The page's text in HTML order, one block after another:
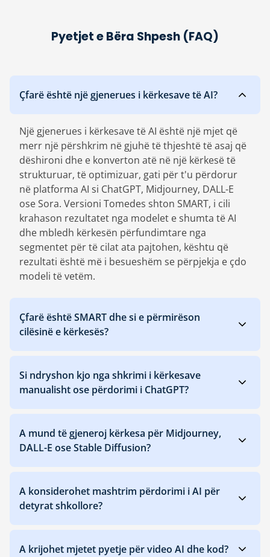
Pyetjet e Bëra Shpesh (FAQ)
Çfarë është një gjenerues i kërkesave të AI?
Një gjenerues i kërkesave të AI është një mjet që
merr një përshkrim në gjuhë të thjeshtë të asaj që
dëshironi dhe e konverton atë në një kërkesë të
strukturuar, të optimizuar, gati për t'u përdorur
në platforma AI si ChatGPT, Midjourney, DALL-E
ose Sora. Versioni Tomedes shton SMART, i cili
krahason rezultatet nga modelet e shumta të AI
dhe mbledh kërkesën përfundimtare nga
segmentet për të cilat ata pajtohen, kështu që
rezultati është më i besueshëm se përpjekja e çdo
modeli të vetëm.
Çfarë është SMART dhe si e përmirëson
cilësinë e kërkesës?
Si ndryshon kjo nga shkrimi i kërkesave
manualisht ose përdorimi i ChatGPT?
A mund të gjeneroj kërkesa për Midjourney,
DALL-E ose Stable Diffusion?
A konsiderohet mashtrim përdorimi i AI për
detyrat shkollore?
A krijohet mjetet pyetje për video AI dhe kod?